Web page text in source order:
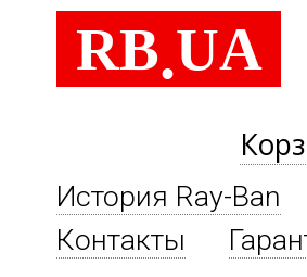
RB.UA
История Ray-Ban
Контакты